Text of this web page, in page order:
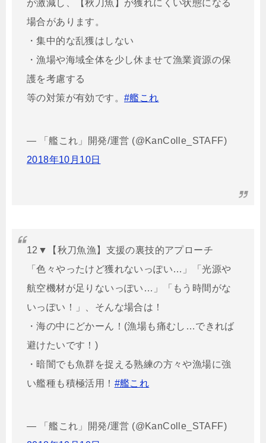
が激減し、【秋刀魚】が獲れにくい状態になる
場合があります。
・集中的な乱獲はしない
・漁場や海域全体を少し休ませて漁業資源の保
護を考慮する
等の対策が有効です。 #艦これ
— 「艦これ」開発/運営 (@KanColle_STAFF)
2018年10月10日
12▼【秋刀魚漁】支援の裏技的アプローチ
「色々やったけど獲れないっぽい…」「光源や
航空機材が足りないっぽい…」「もう時間がな
いっぽい！」、そんな場合は！
・海の中にどかーん！(漁場も痛むし…できれば
避けたいです！)
・暗闇でも魚群を捉える熟練の方々や漁場に強
い艦種も積極活用！ #艦これ
— 「艦これ」開発/運営 (@KanColle_STAFF)